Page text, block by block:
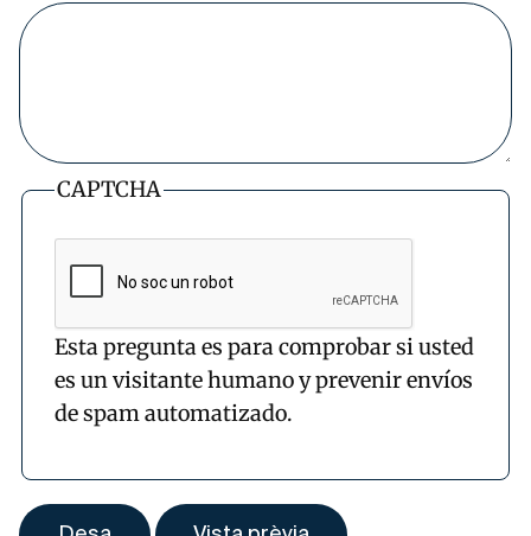
CAPTCHA
Esta pregunta es para comprobar si usted
es un visitante humano y prevenir envíos
de spam automatizado.